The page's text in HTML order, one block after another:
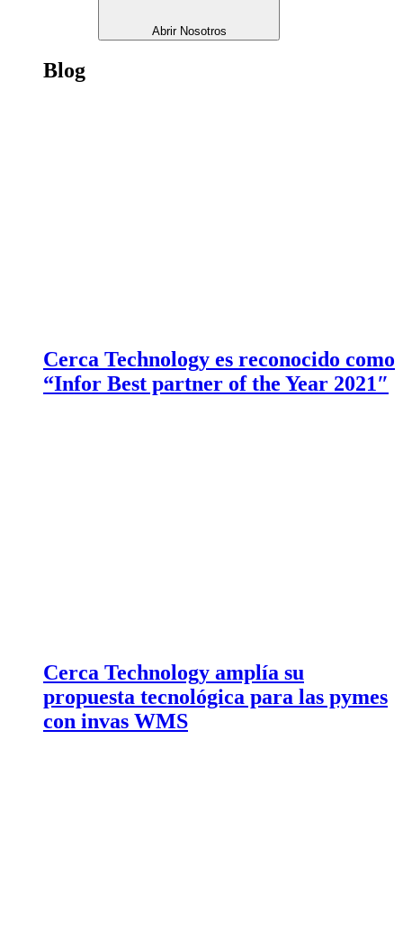
Abrir Nosotros
Blog
Cerca Technology es reconocido como
“Infor Best partner of the Year 2021″
Cerca Technology amplía su
propuesta tecnológica para las pymes
con invas WMS